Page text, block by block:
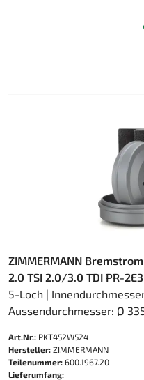
ZIMMERMANN
2.0 TSI 2.0/3.0 TDI PR-
5-Loch |
Aussendurchmesser: Ø
Art.Nr.: PKT452W524
Hersteller: ZIMMERMANN
Teilenummer: 600.1967.20
Lieferumfang: